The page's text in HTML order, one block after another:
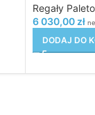
Regały
6 030,00 zł
DODAJ DO